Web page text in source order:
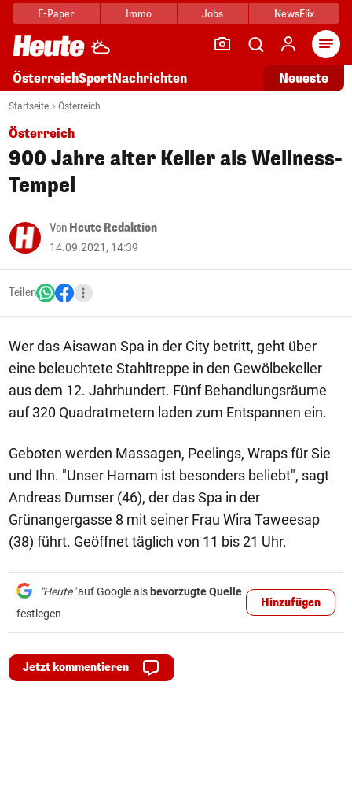
E-Paper Immo Jobs NewsFlix
ÖsterreichSportNachrichten Neueste
Startseite Österreich
Österreich
900 Jahre alter Keller als Wellness-
Tempel
Von Heute Redaktion
14.09.2021, 14:39
Teilen
Wer das Aisawan Spa in der City betritt, geht über
eine beleuchtete Stahltreppe in den Gewölbekeller
aus dem 12. Jahrhundert. Fünf Behandlungsräume
auf 320 Quadratmetern laden zum Entspannen ein.
Geboten werden Massagen, Peelings, Wraps für Sie
und Ihn. "Unser Hamam ist besonders beliebt", sagt
Andreas Dumser (46), der das Spa in der
Grünangergasse 8 mit seiner Frau Wira Taweesap
(38) führt. Geöffnet täglich von 11 bis 21 Uhr.
"Heute"auf Google als bevorzugte Quelle
festlegen
Hinzufügen
Jetzt kommentieren